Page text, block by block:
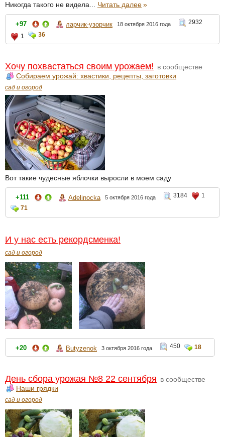
Никогда такого не видела... Читать далее»
+97 ларчик-узорчик 18 октября 2016 года
2932
1
36
Хочу похвастаться своим урожаем! в сообществе
Собираем урожай: хвастики, рецепты, заготовки
сад и огород
Вот такие чудесные яблочки выросли в моем саду
+111 Adelinocka 5 октября 2016 года 3184
1
71
И у нас есть рекордсменка!
сад и огород
+20 Butyzenok 3 октября 2016 года 450 18
День сбора урожая №8 22 сентября в сообществе
Наши грядки
сад и огород